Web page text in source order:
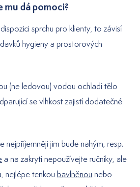
mu dá pomoci?
sprchu pro klienty, to závisí
hygieny a prostorových
(ne ledovou) vodou ochladí tělo
se vlhkost zajistí dodatečné
nejpříjemněji jim bude nahým, resp.
a na zakrytí nepoužívejte ručníky, ale
nejlépe tenkou bavlněnou nebo